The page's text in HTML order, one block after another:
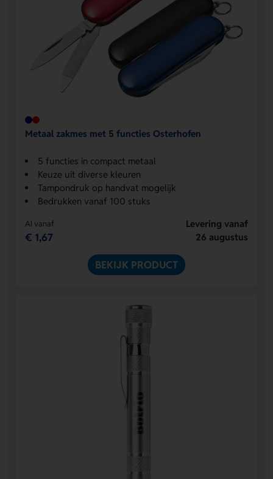
Metaal zakmes met 5 functies Osterhofen
5 functies in compact metaal
Keuze uit diverse kleuren
Tampondruk op handvat mogelijk
Bedrukken vanaf 100 stuks
Al vanaf
€ 1,67
Levering vanaf
26 augustus
BEKIJK PRODUCT